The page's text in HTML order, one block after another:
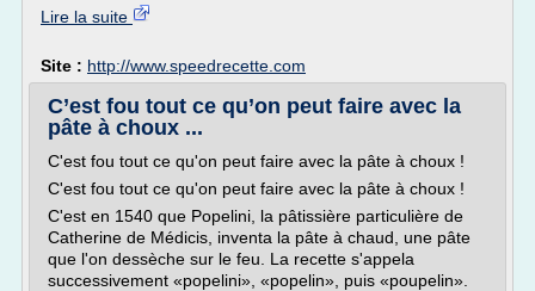
Lire la suite
Site : http://www.speedrecette.com
C’est fou tout ce qu’on peut faire avec la
pâte à choux ...
C'est fou tout ce qu'on peut faire avec la pâte à choux !
C'est fou tout ce qu'on peut faire avec la pâte à choux !
C'est en 1540 que Popelini, la pâtissière particulière de
Catherine de Médicis, inventa la pâte à chaud, une pâte
que l'on dessèche sur le feu. La recette s'appela
successivement «popelini», «popelin», puis «poupelin».